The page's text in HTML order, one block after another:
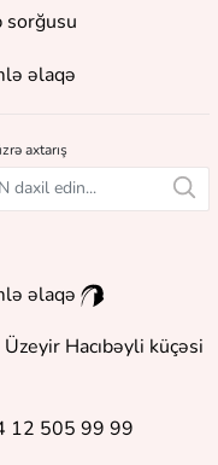
sorğusu
əlaqə
axtarış
əlaqə
Üzeyir Hacıbəyli küçəsi
12 505 99 99